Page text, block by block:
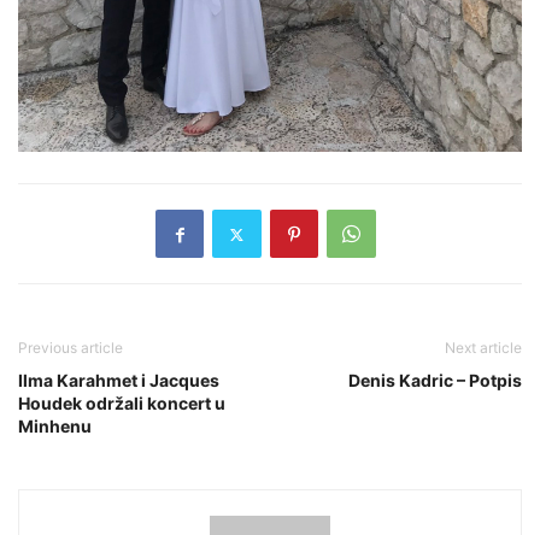
Previous article
Ilma Karahmet i Jacques
Houdek održali koncert u
Minhenu
Next article
Denis Kadric – Potpis